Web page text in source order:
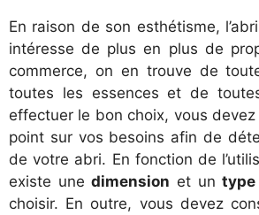
En raison de son esthétisme,
intéresse de plus en plus de
commerce, on en trouve de
toutes les essences et de
effectuer le bon choix, vous
point sur vos besoins afin de
de votre abri. En fonction de
existe unedimension et un
choisir. En outre, vous devez